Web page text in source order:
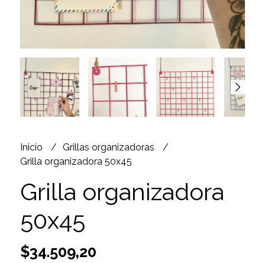
Inicio
Grillas organizadoras
Grilla organizadora 50x45
Grilla organizadora
50x45
$34.509,20